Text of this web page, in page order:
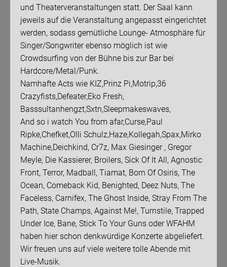
und Theaterveranstaltungen statt. Der Saal kann
jeweils auf die Veranstaltung angepasst eingerichtet
werden, sodass gemütliche Lounge- Atmosphäre für
Singer/Songwriter ebenso möglich ist wie
Crowdsurfing von der Bühne bis zur Bar bei
Hardcore/Metal/Punk.
Namhafte Acts wie KIZ,Prinz Pi,Motrip,36
Crazyfists,Defeater,Eko Fresh,
Basssultanhengzt,Sxtn,Sleepmakeswaves,
And so i watch You from afar,Curse,Paul
Ripke,Chefket,Olli Schulz,Haze,Kollegah,Spax,Mirko
Machine,Deichkind, Cr7z, Max Giesinger , Gregor
Meyle, Die Kassierer, Broilers, Sick Of It All, Agnostic
Front, Terror, Madball, Tiamat, Born Of Osiris, The
Ocean, Comeback Kid, Benighted, Deez Nuts, The
Faceless, Carnifex, The Ghost Inside, Stray From The
Path, State Champs, Against Me!, Turnstile, Trapped
Under Ice, Bane, Stick To Your Guns oder WFAHM
haben hier schon denkwürdige Konzerte abgeliefert.
Wir freuen uns auf viele weitere tolle Abende mit
Live-Musik.